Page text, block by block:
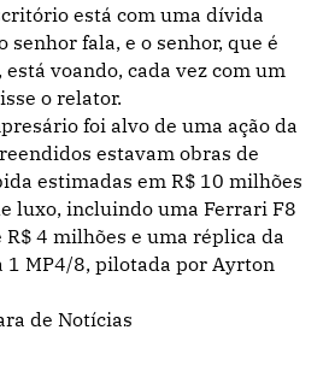
está com uma dívida
senhor fala, e o senhor, que é
voando, cada vez com um
o relator.
foi alvo de uma ação da
estavam obras de
estimadas em R$ 10 milhões
luxo, incluindo uma Ferrari F8
4 milhões e uma réplica da
1 MP4/8, pilotada por Ayrton
de Notícias